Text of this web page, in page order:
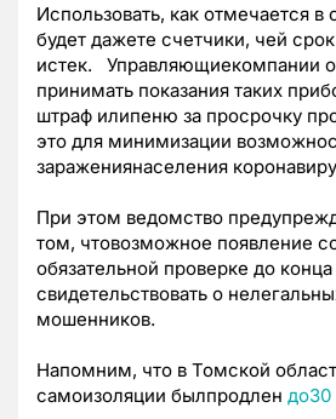
Использовать, как отмечается
будет дажете счетчики, чей
истек.
Управляющиекомпании
принимать показания таких
штраф илипеню за просрочку
это для минимизации
заражениянаселения
При этом ведомство
том, чтовозможное появление
обязательной проверке до
свидетельствовать о
мошенников.
Напомним, что в Томской
самоизоляции былпродлен до30